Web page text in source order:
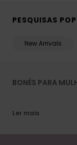
PESQUISAS
New Arrivals
BONÉS PARA
Ler mais